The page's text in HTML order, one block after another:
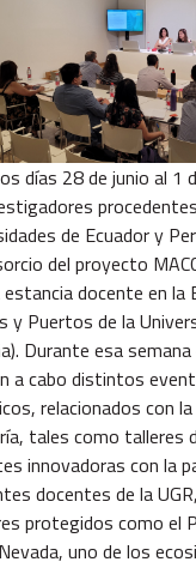
días 28 de junio al 1
de Ecuador y
del proyecto
docente en la
y Puertos de la
Durante esa
a cabo distintos
relacionados con
tales como talleres
innovadoras con la
docentes de la
protegidos como el
uno de los